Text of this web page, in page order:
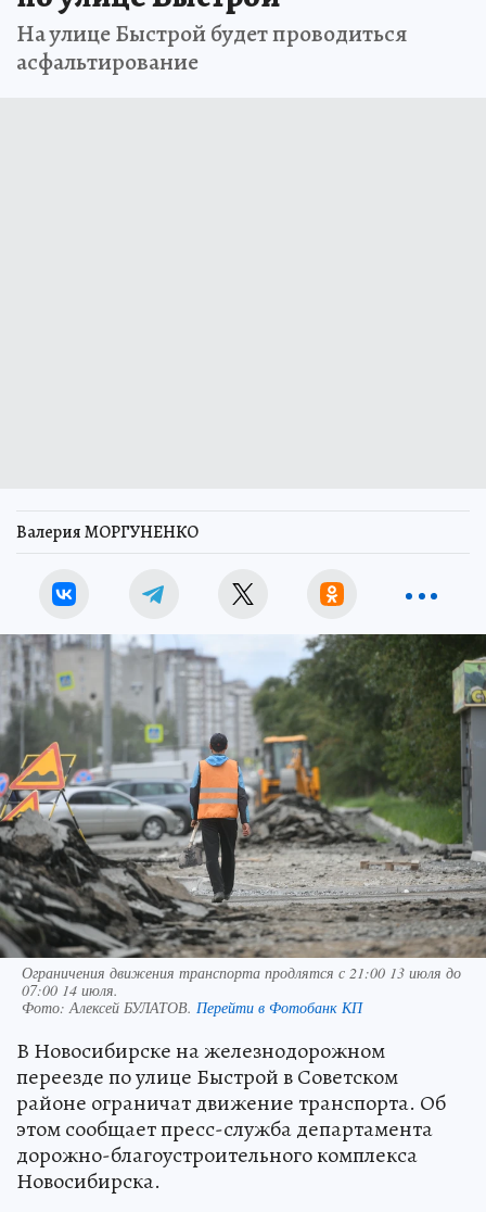
На улице Быстрой будет проводиться
асфальтирование
Валерия МОРГУНЕНКО
Ограничения движения транспорта продлятся с 21:00 13 июля до
07:00 14 июля.
Фото: Алексей БУЛАТОВ. Перейти в Фотобанк КП
В Новосибирске на железнодорожном
переезде по улице Быстрой в Советском
районе ограничат движение транспорта. Об
этом сообщает пресс-служба департамента
дорожно-благоустроительного комплекса
Новосибирска.